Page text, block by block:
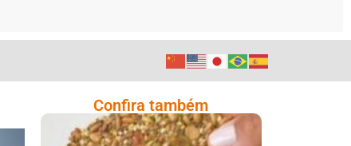
Confira também